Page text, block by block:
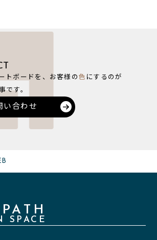
トボードを、お客様の 色 にするのが
です。
い合わせ
SPACE